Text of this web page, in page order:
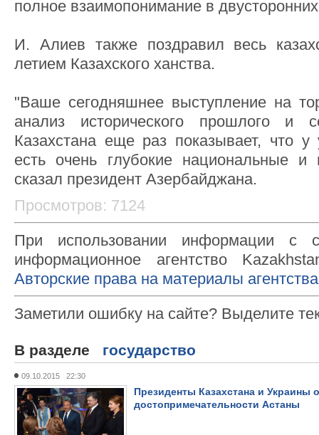
полное взаимопонимание в
И. Алиев также поздравил весь
летием Казахского ханства.
"Ваше сегодняшнее выступление на
анализ исторического прошлого и
Казахстана еще раз показывает, что
есть очень глубокие национальные и
сказал президент Азербайджана.
Просмотров: 7124
При использовании информации с
информационное агентство
Авторские права на материалы
Заметили ошибку на сайте? Выделите
В разделе государство
09.10.2015 22:30
Президенты Казахстана и Украины
достопримечательности Астаны